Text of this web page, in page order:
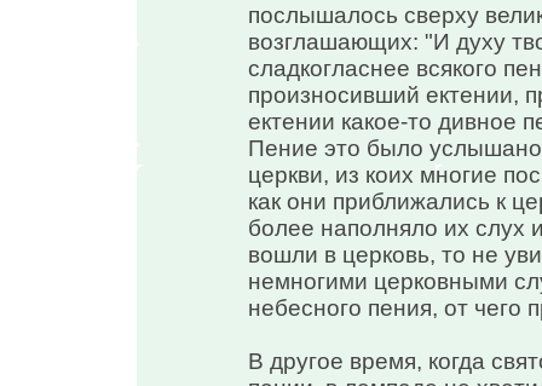
послышалось сверху
возглашающих: "И духу
сладкогласнее всякого
произносивший ектении,
ектении какое-то дивное
Пение это было
церкви, из коих многие
как они приближались к
более наполняло их слух
вошли в церковь, то не
немногими церковными
небесного пения, от чего
В другое время, когда